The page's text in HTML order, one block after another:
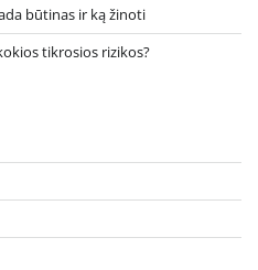
būtinas ir ką žinoti
tikrosios rizikos?